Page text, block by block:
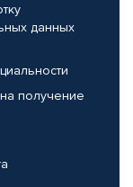
данных
получение